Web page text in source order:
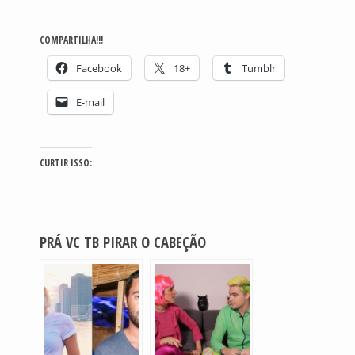
COMPARTILHA!!!
Facebook 18+ Tumblr
E-mail
CURTIR ISSO:
PRÁ VC TB PIRAR O CABEÇÃO